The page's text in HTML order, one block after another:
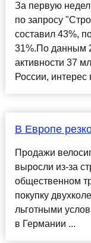
За первую
по запросу
составил 43%,
31%.По данным
активности 37
России, интерес
В Европе
Продажи
выросли из-за
общественном
покупку
льготными
в Германии ...